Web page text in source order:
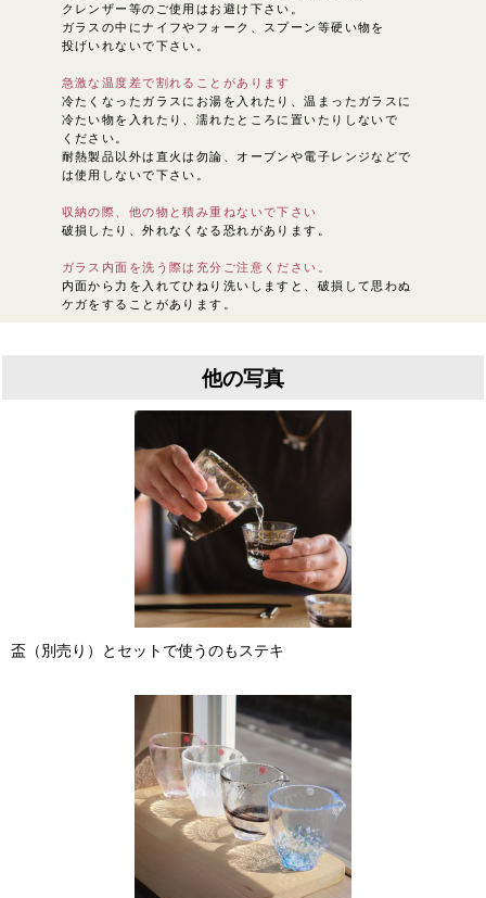
クレンザー等のご使用はお避け下さい。
ガラスの中にナイフやフォーク、スプーン等硬い物を
投げいれないで下さい。
急激な温度差で割れることがあります
冷たくなったガラスにお湯を入れたり、温まったガラスに
冷たい物を入れたり、濡れたところに置いたりしないで
ください。
耐熱製品以外は直火は勿論、オーブンや電子レンジなどで
は使用しないで下さい。
収納の際、他の物と積み重ねないで下さい
破損したり、外れなくなる恐れがあります。
ガラス内面を洗う際は充分ご注意ください。
内面から力を入れてひねり洗いしますと、破損して思わぬ
ケガをすることがあります。
他の写真
盃（別売り）とセットで使うのもステキ